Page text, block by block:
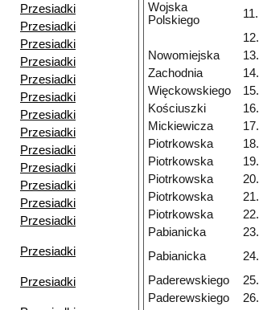
Przesiadki
Przesiadki
Przesiadki
Przesiadki
Przesiadki
Przesiadki
Przesiadki
Przesiadki
Przesiadki
Przesiadki
Przesiadki
Przesiadki
Przesiadki
Przesiadki
Przesiadki
Wojska
Polskiego
11.
12.
Nowomiejska
13.
Zachodnia
14.
Więckowskiego
15.
Kościuszki
16.
Mickiewicza
17.
Piotrkowska
18.
Piotrkowska
19.
Piotrkowska
20.
Piotrkowska
21.
Piotrkowska
22.
Pabianicka
23.
Pabianicka
24.
Paderewskiego 25.
Paderewskiego
26.